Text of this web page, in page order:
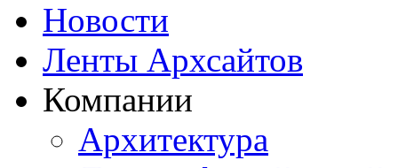
Новости
Ленты Архсайтов
Компании
Архитектура